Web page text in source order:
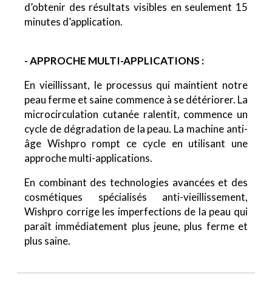
d’obtenir des résultats visibles en seulement 15
minutes d’application.
- APPROCHE MULTI-APPLICATIONS :
En vieillissant, le processus qui maintient notre
peau ferme et saine commence à se détériorer. La
microcirculation cutanée ralentit, commence un
cycle de dégradation de la peau. La machine anti-
âge Wishpro rompt ce cycle en utilisant une
approche multi-applications.
En combinant des technologies avancées et des
cosmétiques spécialisés anti-vieillissement,
Wishpro corrige les imperfections de la peau qui
paraît immédiatement plus jeune, plus ferme et
plus saine.